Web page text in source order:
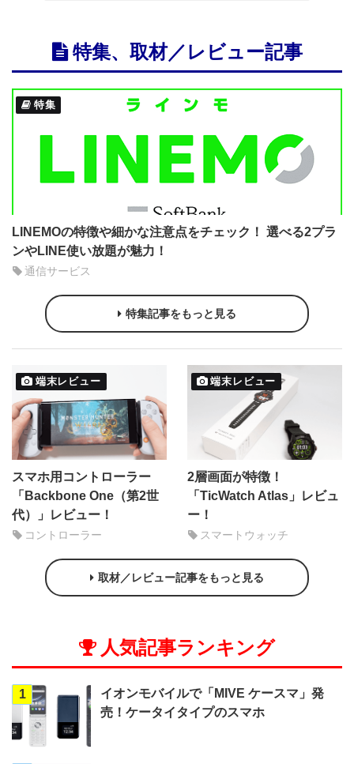
特集、取材／レビュー記事
特集
LINEMOの特徴や細かな注意点をチェック！ 選べる2プラ
ンやLINE使い放題が魅力！
通信サービス
特集記事をもっと見る
端末レビュー
スマホ用コントローラー
「Backbone One（第2世
代）」レビュー！
コントローラー
端末レビュー
2層画面が特徴！
「TicWatch Atlas」レビュ
ー！
スマートウォッチ
取材／レビュー記事をもっと見る
人気記事ランキング
1
イオンモバイルで「MIVE ケースマ」発
売！ケータイタイプのスマホ